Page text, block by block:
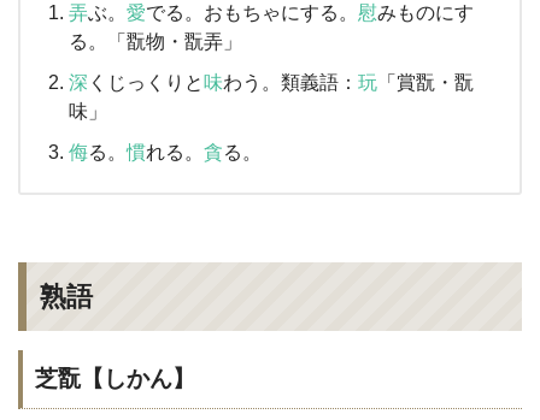
弄ぶ。 愛でる。おもちゃにする。 慰みものにす
る。「翫物・翫弄」
深 くじっくりと 味わう。類義語： 玩 「賞翫・翫
味」
侮る。慣れる。 貪る。
熟語
芝翫【しかん】